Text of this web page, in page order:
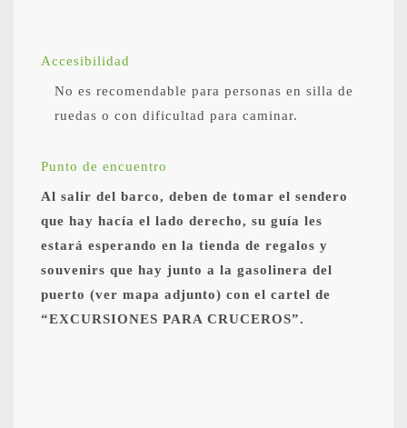
Accesibilidad
No es recomendable para personas en silla de
ruedas o con dificultad para caminar.
Punto de encuentro
Al salir del barco, deben de tomar el sendero
que hay hacía el lado derecho, su guía les
estará esperando en la tienda de regalos y
souvenirs que hay junto a la gasolinera del
puerto (ver mapa adjunto) con el cartel de
“EXCURSIONES PARA CRUCEROS”.